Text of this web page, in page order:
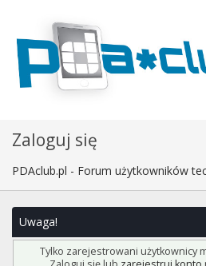
Zaloguj się
PDAclub.pl - Forum użytkowników
Uwaga!
Tylko zarejestrowani użytkownicy